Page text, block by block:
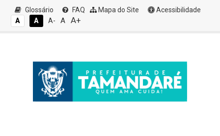
Glossário FAQ Mapa do Site
Acessibilidade
A
A A- A A+